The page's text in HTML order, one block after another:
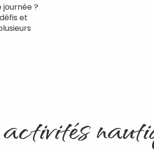
journée ?
et